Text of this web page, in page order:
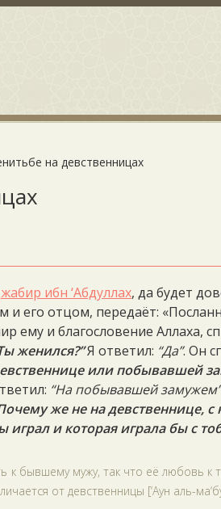
на девственницах
ибн ‘Абдуллах, да будет
и его отцом, передаёт:
ему и благословение Аллаха,
женился?”Я ответил: “Да”. Он
или побывавшей
“На побывавшей
же не на девственнице,
играл и которая играла бы с
бывшему мужу, так что её любовь к
от девственницы [‘Аун аль-